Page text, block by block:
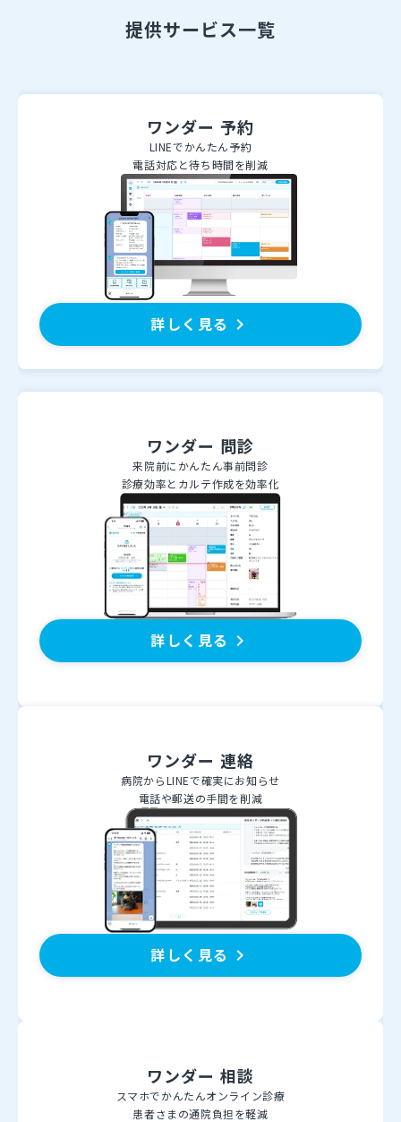
提供サービス一覧
ワンダー 予約
LINEでかんたん予約
電話対応と待ち時間を削減
詳しく見る keyboard_arrow_right
ワンダー 問診
来院前にかんたん事前問診
診療効率とカルテ作成を効率化
詳しく見る keyboard_arrow_right
ワンダー 連絡
病院からLINEで確実にお知らせ
電話や郵送の手間を削減
詳しく見る keyboard_arrow_right
ワンダー 相談
スマホでかんたんオンライン診療
患者さまの通院負担を軽減